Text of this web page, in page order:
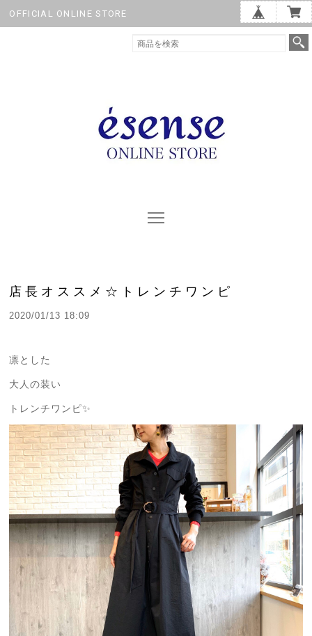
OFFICIAL ONLINE STORE
店長オススメ☆トレンチワンピ
2020/01/13 18:09
凛とした
大人の装い
トレンチワンピ✨